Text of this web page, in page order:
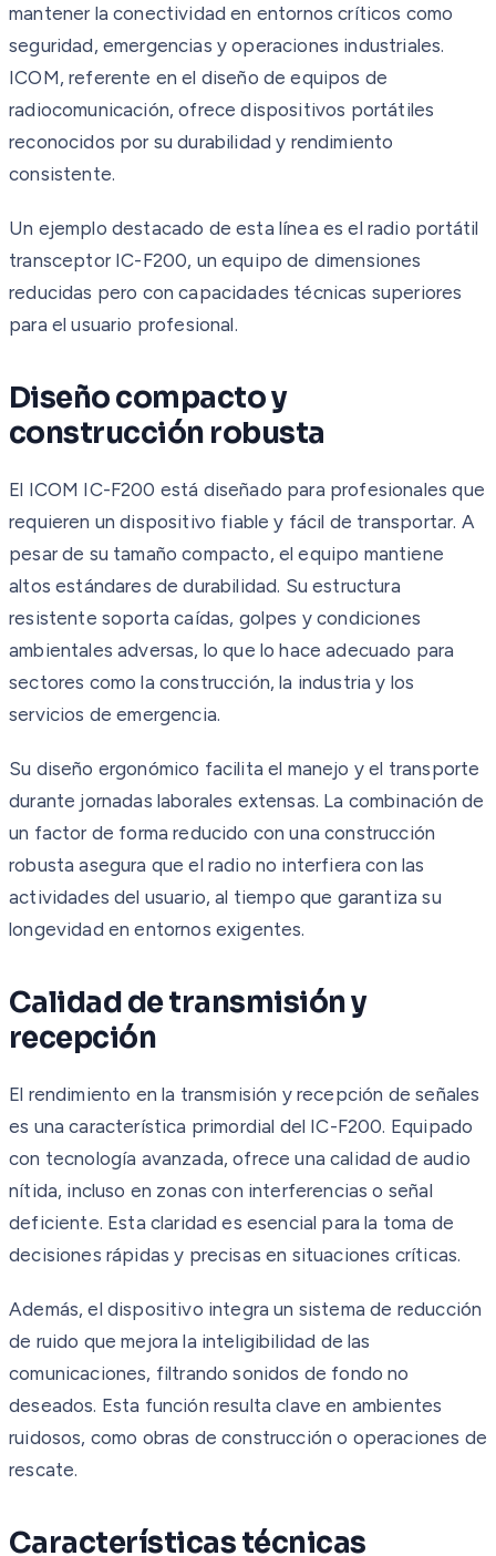
mantener la conectividad en entornos críticos como
seguridad, emergencias y operaciones industriales.
ICOM, referente en el diseño de equipos de
radiocomunicación, ofrece dispositivos portátiles
reconocidos por su durabilidad y rendimiento
consistente.
Un ejemplo destacado de esta línea es el radio portátil
transceptor IC-F200, un equipo de dimensiones
reducidas pero con capacidades técnicas superiores
para el usuario profesional.
Diseño compacto y
construcción robusta
El ICOM IC-F200 está diseñado para profesionales que
requieren un dispositivo fiable y fácil de transportar. A
pesar de su tamaño compacto, el equipo mantiene
altos estándares de durabilidad. Su estructura
resistente soporta caídas, golpes y condiciones
ambientales adversas, lo que lo hace adecuado para
sectores como la construcción, la industria y los
servicios de emergencia.
Su diseño ergonómico facilita el manejo y el transporte
durante jornadas laborales extensas. La combinación de
un factor de forma reducido con una construcción
robusta asegura que el radio no interfiera con las
actividades del usuario, al tiempo que garantiza su
longevidad en entornos exigentes.
Calidad de transmisión y
recepción
El rendimiento en la transmisión y recepción de señales
es una característica primordial del IC-F200. Equipado
con tecnología avanzada, ofrece una calidad de audio
nítida, incluso en zonas con interferencias o señal
deficiente. Esta claridad es esencial para la toma de
decisiones rápidas y precisas en situaciones críticas.
Además, el dispositivo integra un sistema de reducción
de ruido que mejora la inteligibilidad de las
comunicaciones, filtrando sonidos de fondo no
deseados. Esta función resulta clave en ambientes
ruidosos, como obras de construcción o operaciones de
rescate.
Características técnicas